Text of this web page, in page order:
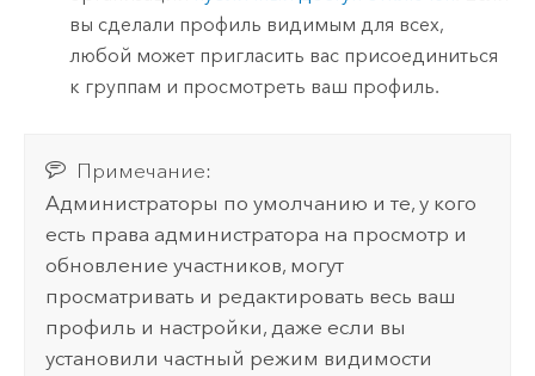
вы сделали профиль видимым для всех,
любой может пригласить вас присоединиться
к группам и просмотреть ваш профиль.
Примечание:
Администраторы по умолчанию и те, у кого
есть права администратора на просмотр и
обновление участников, могут
просматривать и редактировать весь ваш
профиль и настройки, даже если вы
установили частный режим видимости